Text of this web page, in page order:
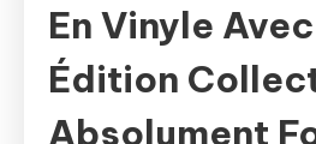
En Vinyle
Édition
Absolument